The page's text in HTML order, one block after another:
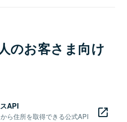
のお客さま向け
API
ら住所を取得できる公式API